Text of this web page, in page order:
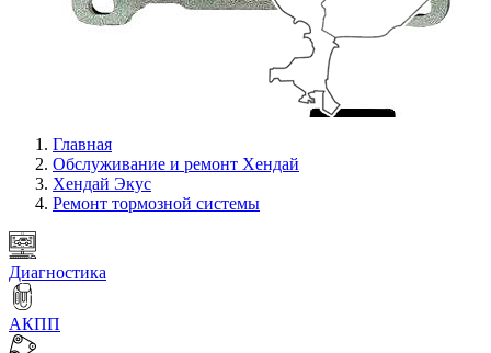
Главная
Обслуживание и ремонт Хендай
Хендай Экус
Ремонт тормозной системы
Диагностика
АКПП